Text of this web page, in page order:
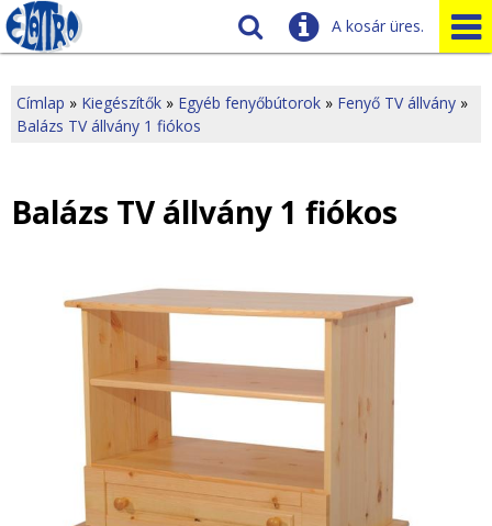
J
l
Címlap » Kiegészítők » Egyéb fenyőbútorok » Fenyő TV állvány »
Balázs TV állvány 1 fiókos
Balázs TV állvány 1 fiókos
A kosár üres.
Tudnivalók